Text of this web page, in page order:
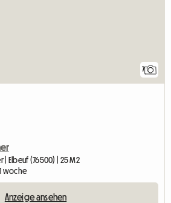
7
Elbeuf (76500) | 25 M2
woche
Anzeige ansehen